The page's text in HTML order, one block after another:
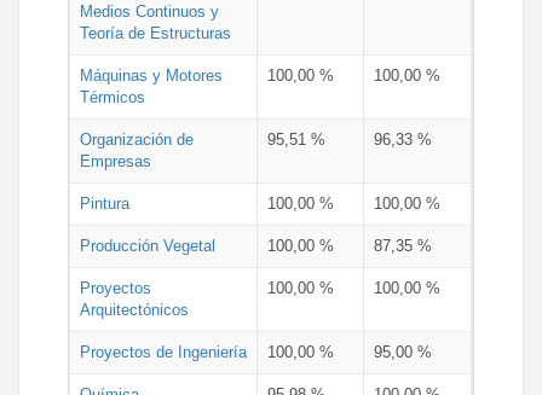
Medios Continuos y
Teoría de Estructuras
Máquinas y Motores
Térmicos
100,00 % 100,00 %
Organización de
Empresas
95,51 % 96,33 %
Pintura 100,00 % 100,00 %
Producción Vegetal 100,00 % 87,35 %
Proyectos
Arquitectónicos
100,00 % 100,00 %
Proyectos de Ingeniería 100,00 % 95,00 %